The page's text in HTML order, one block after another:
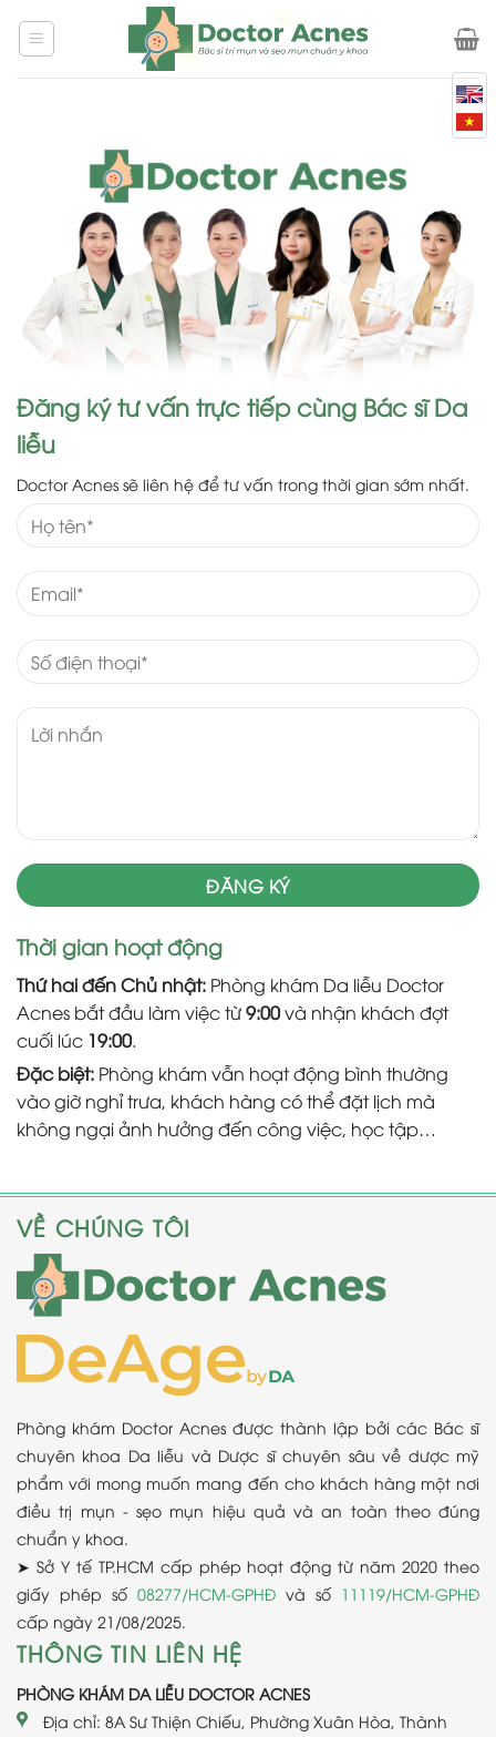
Đăng ký tư vấn trực tiếp cùng Bác sĩ Da
liễu
Doctor Acnes sẽ liên hệ để tư vấn trong thời gian sớm nhất.
Thời gian hoạt động
Thứ hai đến Chủ nhật: Phòng khám Da liễu Doctor
Acnes bắt đầu làm việc từ9:00và nhận khách đợt
cuối lúc 19:00.
Đặc biệt: Phòng khám vẫn hoạt động bình thường
vào giờ nghỉ trưa, khách hàng có thể đặt lịch mà
không ngại ảnh hưởng đến công việc, học tập…
VỀ CHÚNG TÔI
Phòng khám Doctor Acnes được thành lập bởi các Bác sĩ
chuyên khoa Da liễu và Dược sĩ chuyên sâu về dược mỹ
phẩm với mong muốn mang đến cho khách hàng một nơi
điều trị mụn - sẹo mụn hiệu quả và an toàn theo đúng
chuẩn y khoa.
➤ Sở Y tế TP.HCM cấp phép hoạt động từ năm 2020 theo
giấy phép số 08277/HCM-GPHĐ và số 11119/HCM-GPHĐ
cấp ngày 21/08/2025.
THÔNG TIN LIÊN HỆ
PHÒNG KHÁM DA LIỄU DOCTOR ACNES
Địa chỉ: 8A Sư Thiện Chiếu, Phường Xuân Hòa, Thành